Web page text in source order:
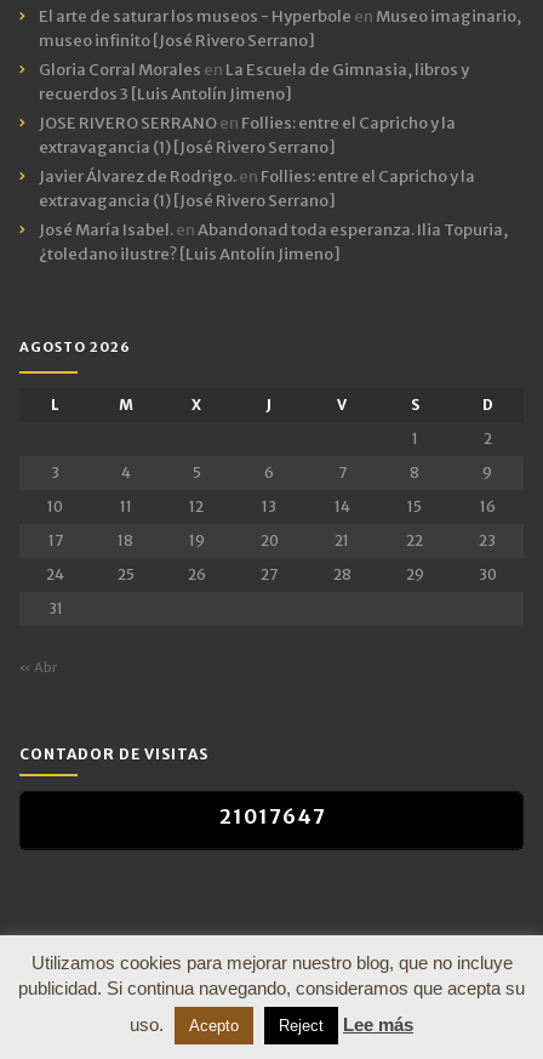
El arte de saturar los museos - Hyperbole en Museo imaginario,
museo infinito [José Rivero Serrano]
Gloria Corral Morales en La Escuela de Gimnasia, libros y
recuerdos 3 [Luis Antolín Jimeno]
JOSE RIVERO SERRANOen Follies: entre el Capricho y la
extravagancia (1) [José Rivero Serrano]
Javier Álvarez de Rodrigo.en Follies: entre el Capricho y la
extravagancia (1) [José Rivero Serrano]
José María Isabel.enAbandonad toda esperanza. Ilia Topuria,
¿toledano ilustre? [Luis Antolín Jimeno]
AGOSTO 2026
L M X J V S
D
1
2
3
4 5 6 7 8
9
10
11 12 13 14 15
16
17
18 19 20 21 22
23
24
25 26 27 28 29
30
31
« Abr
CONTADOR DE VISITAS
21 01 7647
Hombre de Palo
Utilizamos cookies para mejorar nuestro blog, que no incluye
publicidad. Si continua navegando, consideramos que acepta su
uso.
Acepto Reject Lee más